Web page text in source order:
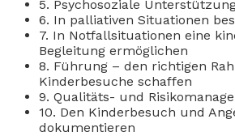
5. Psychosoziale
6. In palliativen Situationen
7. In Notfallsituationen eine
Begleitung ermöglichen
8. Führung – den richtigen
Kinderbesuche schaffen
9. Qualitäts- und
10. Den Kinderbesuch und
dokumentieren